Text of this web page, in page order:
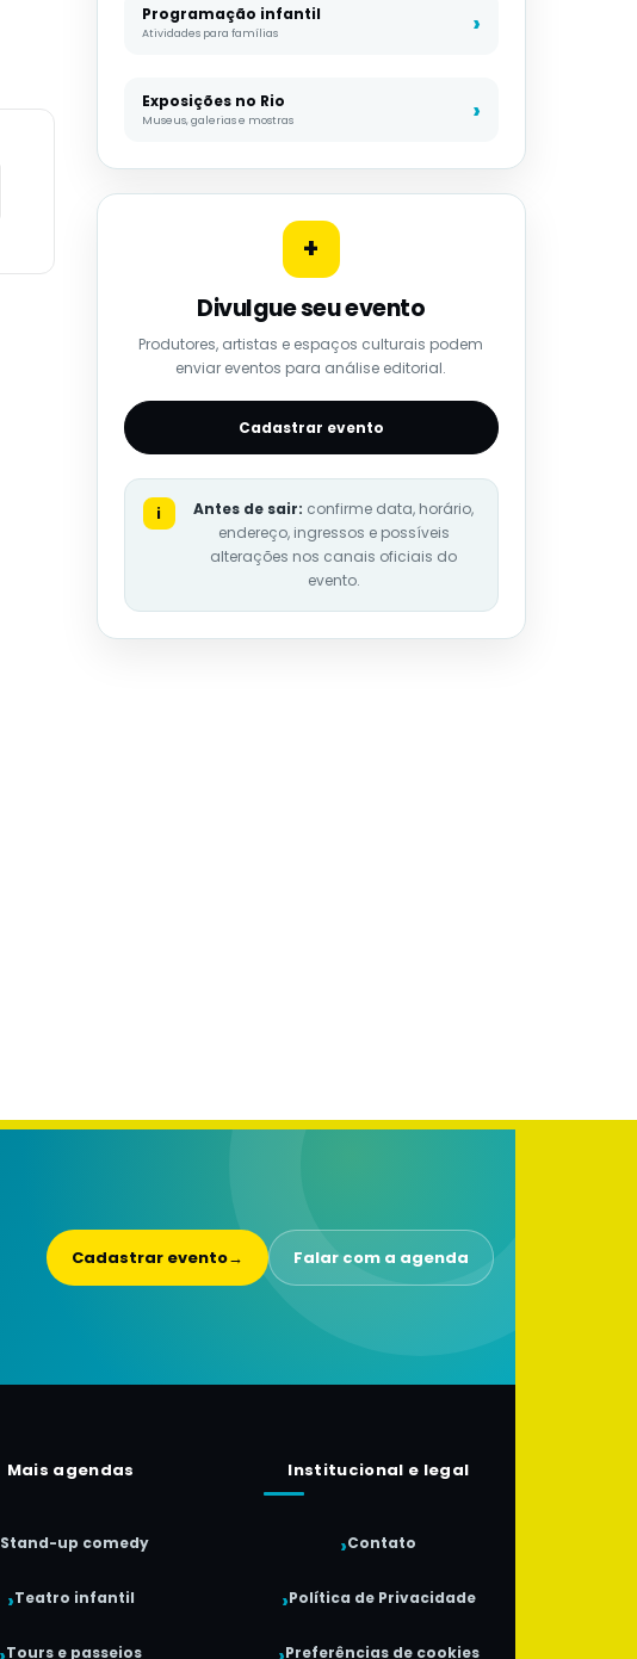
Programação infantil
Atividades para famílias
Exposições no Rio
Museus, galerias e mostras
+
Divulgue seu evento
Produtores, artistas e espaços culturais podem
enviar eventos para análise editorial.
Cadastrar evento
i Antes de sair: confirme data, horário,
endereço, ingressos e possíveis
alterações nos canais oficiais do
evento.
Cadastrar evento→ Falar com a agenda
Mais agendas
Stand-up comedy
Teatro infantil
Tours e passeios
Institucional e legal
Contato
Política de Privacidade
Preferências de cookies